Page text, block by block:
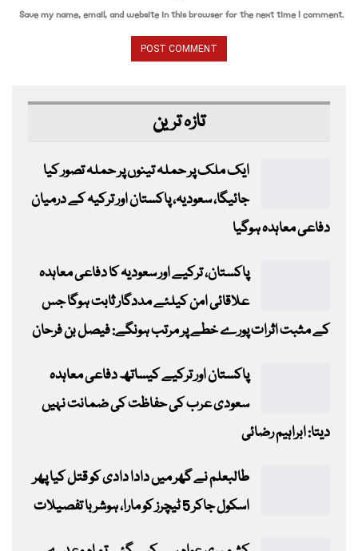
Save my name, email, and website in this browser for the next time I comment.
تازہ ترین
ایک ملک پر حملہ تینوں پر حملہ تصور کیا
جائیگا، سعودیہ، پاکستان اور ترکیہ کے درمیان
دفاعی معاہدہ ہوگیا
پاکستان، ترکیے اور سعودیہ کا دفاعی معاہدہ
علاقائی امن کیلئے مددگار ثابت ہوگا جس
کے مثبت اثرات پورے خطے پر مرتب ہونگے: فیصل بن فرحان
پاکستان اور ترکیے کیساتھ دفاعی معاہدہ
سعودی عرب کی حفاظت کی ضمانت نہیں
دیتا: ابراہیم رضائی
طالبعلم نے گھر میں دادا دادی کو قتل کیا پھر
اسکول جاکر 5 ٹیچرز کو مارا، ہوشربا تفصیلات